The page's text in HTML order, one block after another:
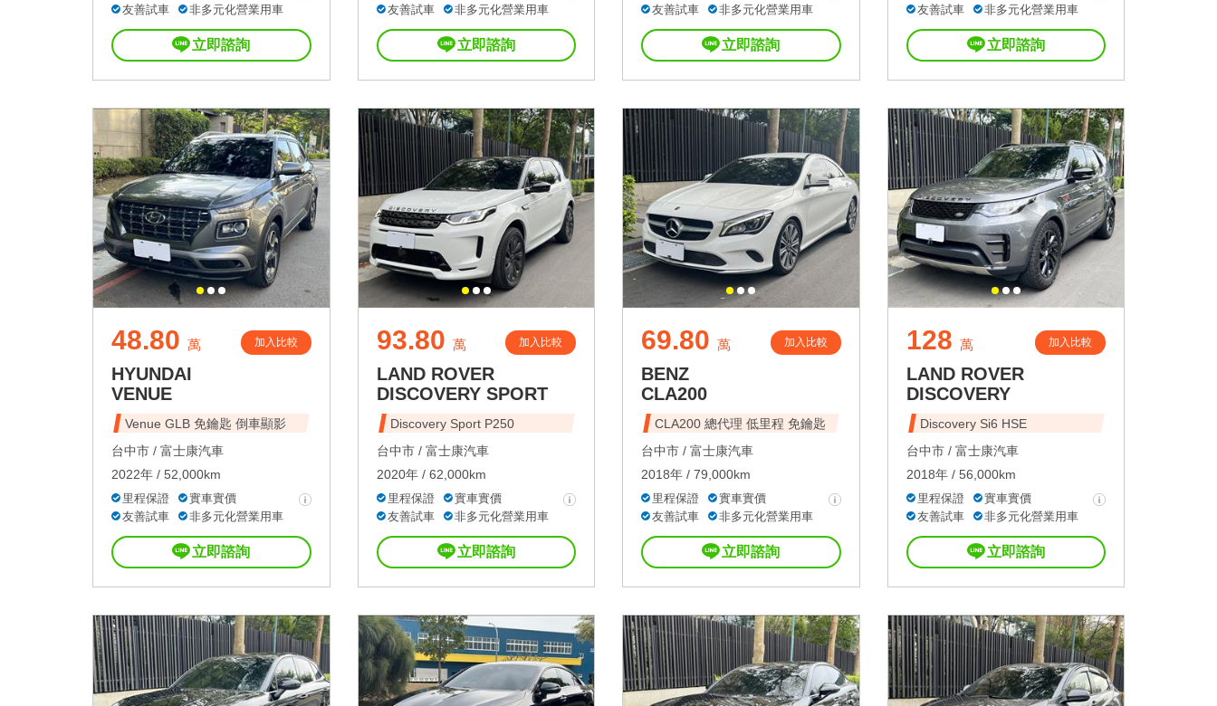
友善試車
非多元化營業用車
立即諮詢
友善試車
非多元化營業用車
立即諮詢
友善試車
非多元化營業用車
立即諮詢
友善試車
非多元化營業用車
立即諮詢
48.80 萬 加入比較
HYUNDAI
VENUE
Venue GLB 免鑰匙 倒車顯影
台中市 / 富士康汽車
2022年 / 52,000km
里程保證
實車實價
友善試車
非多元化營業用車
立即諮詢
93.80 萬 加入比較
LAND ROVER
DISCOVERY SPORT
Discovery Sport P250
台中市 / 富士康汽車
2020年 / 62,000km
里程保證
實車實價
友善試車
非多元化營業用車
立即諮詢
69.80 萬 加入比較
BENZ
CLA200
CLA200 總代理 低里程 免鑰匙
台中市 / 富士康汽車
2018年 / 79,000km
里程保證
實車實價
友善試車
非多元化營業用車
立即諮詢
128 萬 加入比較
LAND ROVER
DISCOVERY
Discovery Si6 HSE
台中市 / 富士康汽車
2018年 / 56,000km
里程保證
實車實價
友善試車
非多元化營業用車
立即諮詢